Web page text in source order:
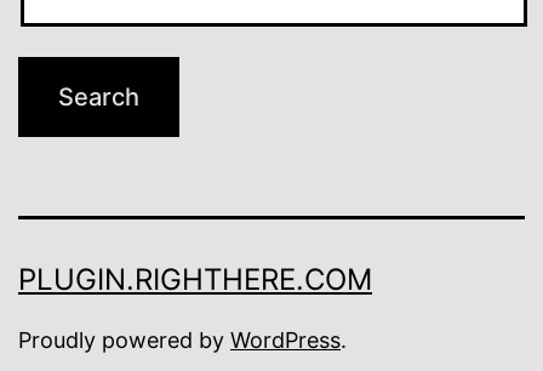
PLUGIN.RIGHTHERE.COM
Proudly powered by WordPress.